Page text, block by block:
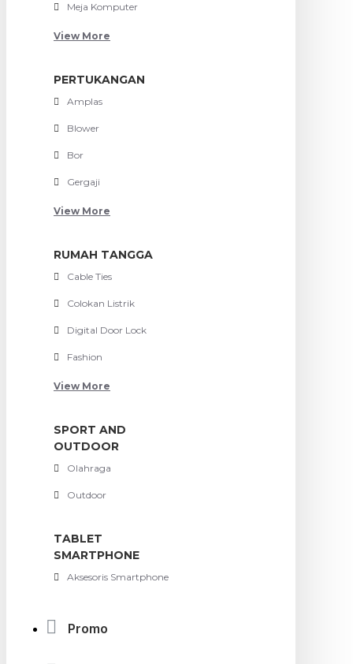
Meja Komputer
View More
PERTUKANGAN
Amplas
Blower
Bor
Gergaji
View More
RUMAH TANGGA
Cable Ties
Colokan Listrik
Digital Door Lock
Fashion
View More
SPORT AND
OUTDOOR
Olahraga
Outdoor
TABLET
SMARTPHONE
Aksesoris Smartphone
Promo